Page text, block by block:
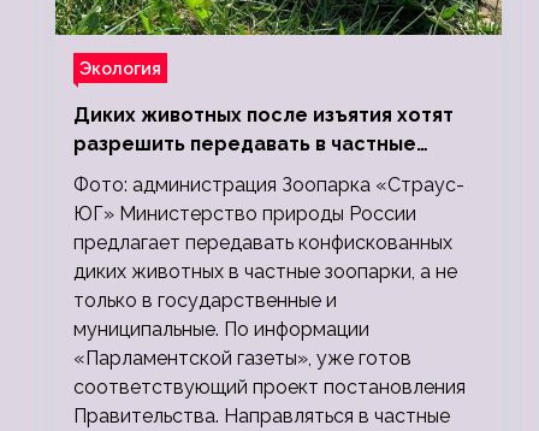
Экология
Диких животных после изъятия хотят
разрешить передавать в частные
зоопарки
Фото: администрация Зоопарка «Страус-
ЮГ» Министерство природы России
предлагает передавать конфискованных
диких животных в частные зоопарки, а не
только в государственные и
муниципальные. По информации
«Парламентской газеты», уже готов
соответствующий проект постановления
Правительства. Направляться в частные